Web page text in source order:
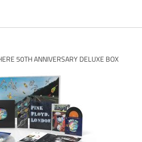
50TH ANNIVERSARY DELUXE BOX